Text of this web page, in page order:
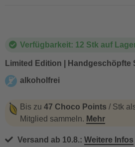
Verfügbarkeit: 12 Stk auf
Limited Edition | Handgeschöpfte
alkoholfrei
Bis zu 47 Choco Points / Stk
Mitglied sammeln. Mehr
Versand ab 10.8.: Weitere Infos